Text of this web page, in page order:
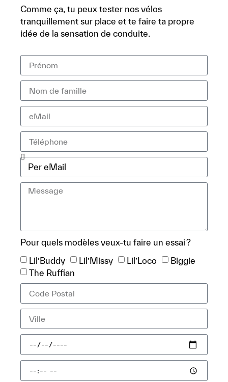
Comme ça, tu peux tester nos vélos
tranquillement sur place et te faire ta propre
idée de la sensation de conduite.
Pour quels modèles veux-tu faire un essai ?
Lil’Buddy
Lil’Missy Lil’Loco
Biggie
The Ruffian